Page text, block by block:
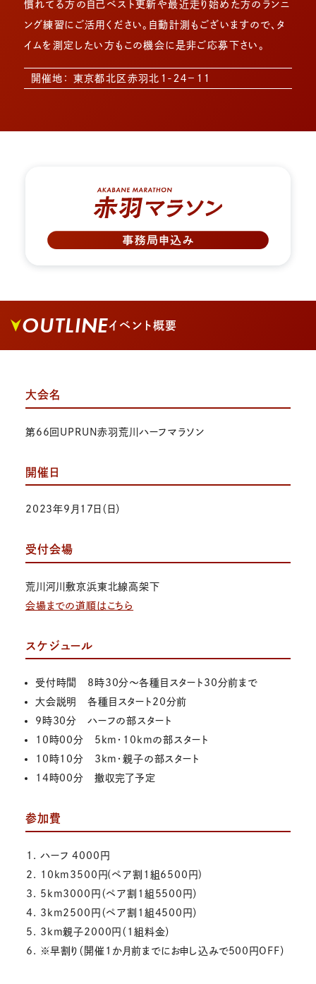
慣れてる方の自己ベスト更新や最近走り始めた方のランニ
ング練習にご活用ください。自動計測もございますので、タ
イムを測定したい方もこの機会に是非ご応募下さい。
開催地： 東京都北区赤羽北１-２４−１１
OUTLINEイベント概要
大会名
第66回UPRUN赤羽荒川ハーフマラソン
開催日
2023年9月17日（日）
受付会場
荒川河川敷京浜東北線高架下
会場までの道順はこちら
スケジュール
受付時間 8時30分～各種目スタート30分前まで
大会説明 各種目スタート20分前
9時30分 ハーフの部スタート
10時00分 5km・10kmの部スタート
10時10分 3km・親子の部スタート
14時00分 撤収完了予定
参加費
ハーフ 4000円
10km3500円(ペア割1組6500円)
5km3000円（ペア割1組5500円）
3km2500円（ペア割1組4500円）
3km親子2000円（1組料金）
※早割り（開催1か月前までにお申し込みで500円OFF）